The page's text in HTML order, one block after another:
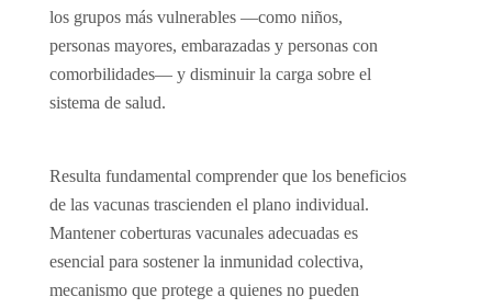
los grupos más vulnerables —como niños,
personas mayores, embarazadas y personas con
comorbilidades— y disminuir la carga sobre el
sistema de salud.
Resulta fundamental comprender que los beneficios
de las vacunas trascienden el plano individual.
Mantener coberturas vacunales adecuadas es
esencial para sostener la inmunidad colectiva,
mecanismo que protege a quienes no pueden